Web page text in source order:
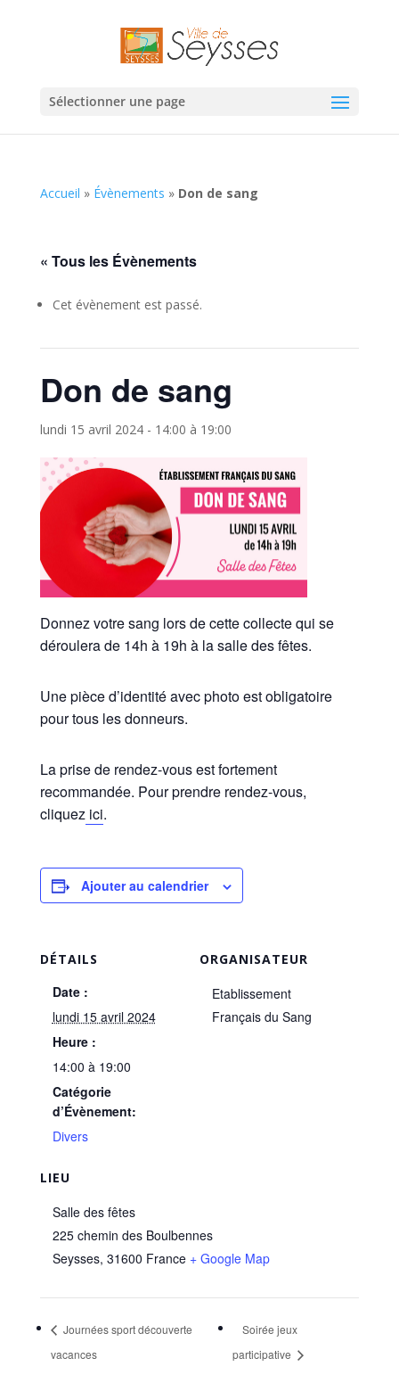
Sélectionner une page
Accueil » Évènements » Don de sang
« Tous les Évènements
Cet évènement est passé.
Don de sang
lundi 15 avril 2024 - 14:00 à 19:00
Donnez votre sang lors de cette collecte qui se
déroulera de 14h à 19h à la salle des fêtes.
Une pièce d’identité avec photo est obligatoire
pour tous les donneurs.
La prise de rendez-vous est fortement
recommandée. Pour prendre rendez-vous,
cliquezici.
Ajouter au calendrier
DÉTAILS
Date :
lundi 15 avril 2024
Heure :
14:00 à 19:00
Catégorie
d’Évènement:
Divers
LIEU
Salle des fêtes
225 chemin des Boulbennes
Seysses, 31600 France + Google Map
ORGANISATEUR
Etablissement
Français du Sang
Journées sport découverte
vacances
Soirée jeux
participative